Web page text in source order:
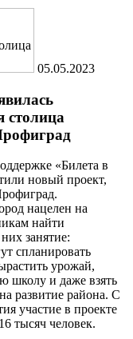
05.05.2023
столица
«Билета в
новый проект,
нацелен на
найти
занятие:
спланировать
урожай,
школу и даже взять
развитие района. С
участие в проекте
тысяч человек.